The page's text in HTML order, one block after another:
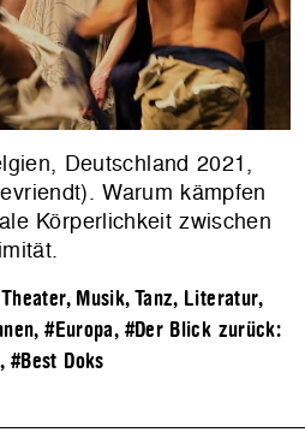
Deutschland 2021,
Warum kämpfen
Körperlichkeit zwischen
Musik, Tanz, Literatur,
,#Europa, #Der Blick zurück:
, #Best Doks